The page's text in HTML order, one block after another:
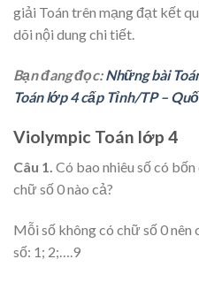
giải Toán trên mạng đạt kết
dõi nội dung chi tiết.
Bạn đang đọc:Những bài
Toán lớp 4 cấp Tỉnh/TP –
Violympic Toán lớp 4
Câu 1. Có bao nhiêu số có
chữ số 0 nào cả?
Mỗi số không có chữ số 0
số: 1; 2;….9